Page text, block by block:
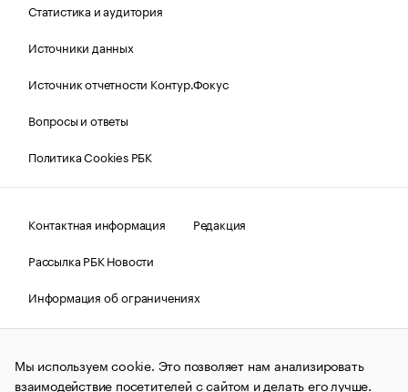
Статистика и аудитория
Источники данных
Источник отчетности Контур.Фокус
Вопросы и ответы
Политика Cookies РБК
Контактная информация
Редакция
Рассылка РБК Новости
Информация об ограничениях
Правовая информация
О соблюдении авторских прав
© АО «РОСБИЗНЕСКОНСАЛТИНГ»,1995–2026.Сообщения
и материалы информационного агентства «РБК»
Мы используем cookie. Это позволяет нам анализировать
взаимодействие посетителей с сайтом и делать его лучше.